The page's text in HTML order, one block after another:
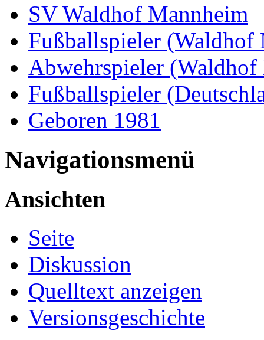
SV Waldhof Mannheim
Fußballspieler (Waldhof
Abwehrspieler
Fußballspieler
Geboren 1981
Navigationsmenü
Ansichten
Seite
Diskussion
Quelltext anzeigen
Versionsgeschichte